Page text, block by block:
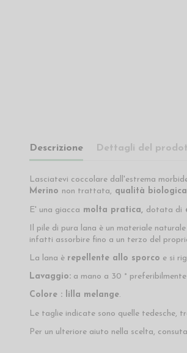
Descrizione Dettagli del
Lasciatevi coccolare dall'estrema
Merino non trattata, qualità biologica
E' una giacca molta pratica, dotata di
Il pile di pura lana è un materiale
infatti assorbire fino a un terzo del
La lana è repellente allo sporco e si
Lavaggio: a mano a 30 °
Colore : lilla melange.
Le taglie indicate sono quelle tedesche,
Per un ulteriore aiuto nella scelta,